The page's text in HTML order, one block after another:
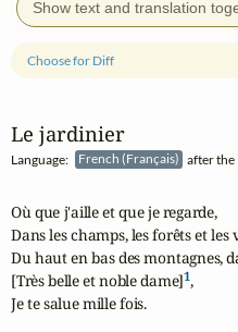
Show text and translation
Le jardinier
Language: French (Français) after the
Choose for Diff
Où que j'aille et que je regarde,
Dans les champs, les forêts et les
Du haut en bas des montagnes,
[Très belle et noble dame]1,
Je te salue mille fois.